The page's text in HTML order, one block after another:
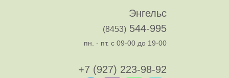
Энгельс
(8453) 544-995
пн. - пт. с 09-00 до 19-00
+7 (927) 223-98-92